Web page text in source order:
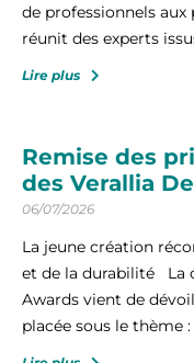
de professionnels
réunit des experts
Lire plus
Remise des
des Verallia
06/07/2026
La jeune création
et de la durabilité La
Awards vient de
placée sous le thème :